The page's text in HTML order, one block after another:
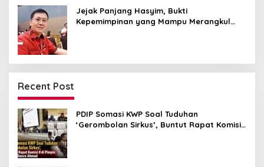
Jejak Panjang Hasyim, Bukti
Kepemimpinan yang Mampu Merangkul
Recent Post
PDIP Somasi KWP Soal Tuduhan
‘Gerombolan Sirkus’, Buntut Rapat Komisi